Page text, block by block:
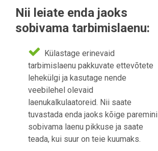
Nii leiate enda jaoks
sobivama tarbimislaenu:
Külastage erinevaid
tarbimislaenu pakkuvate ettevõtete
lehekülgi ja kasutage nende
veebilehel olevaid
laenukalkulaatoreid. Nii saate
tuvastada enda jaoks kõige paremini
sobivama laenu pikkuse ja saate
teada, kui suur on teie kuumaks.